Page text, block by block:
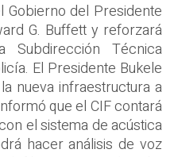
Gobierno del Presidente
G. Buffett y reforzará
Técnica
El Presidente Bukele
nueva infraestructura a
que el CIF contará
el sistema de acústica
hacer análisis de voz